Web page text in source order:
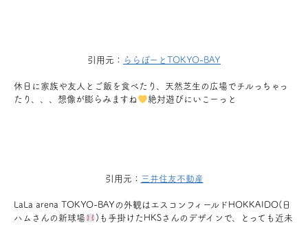
プライバシーポリシー
会員登録
引用元： ららぽーとTOKYO-BAY
休日に家族や友人とご飯を食べたり、天然芝生の広場でチルっちゃっ
たり、、、想像が膨らみますね
絶対遊びにいこーっと
引用元： 三井住友不動産
LaLa arena TOKYO-BAYの外観はエスコンフィールドHOKKAIDO(日
ハムさんの新球場
)も手掛けたHKSさんのデザインで、とっても近未